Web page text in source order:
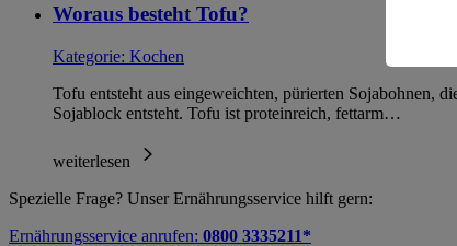
Woraus besteht Tofu?
Kategorie: Kochen
Tofu entsteht aus eingeweichten, pürierten Sojabohnen,
Sojablock entsteht. Tofu ist proteinreich, fettarm…
weiterlesen
Spezielle Frage? Unser Ernährungsservice hilft gern:
Ernährungsservice anrufen: 0800 3335211*